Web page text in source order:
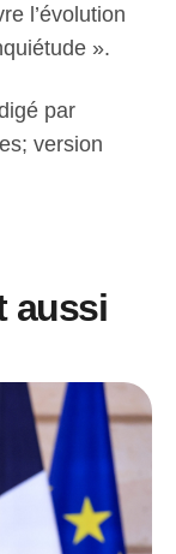
l’évolution
».
par
version
aussi